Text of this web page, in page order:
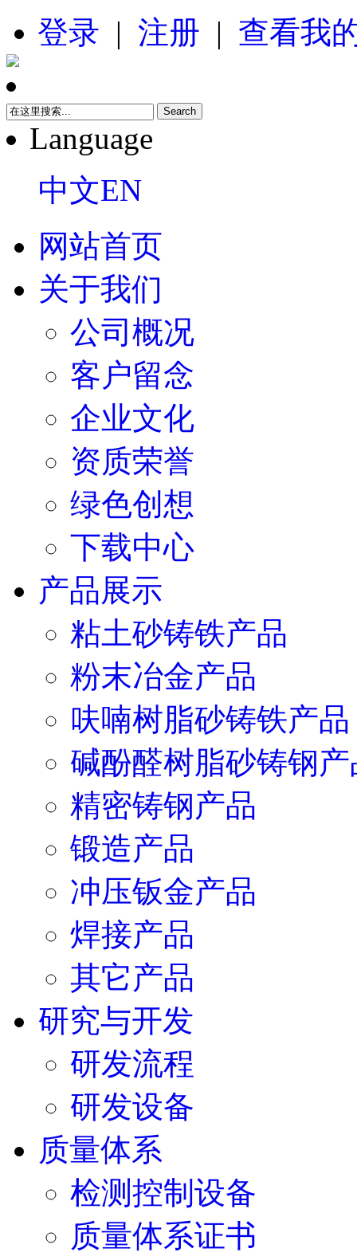
登录 | 注册 | 查看我
Language
中文EN
网站首页
关于我们
公司概况
客户留念
企业文化
资质荣誉
绿色创想
下载中心
产品展示
粘土砂铸铁产品
粉末冶金产品
呋喃树脂砂铸铁产品
碱酚醛树脂砂铸钢产
精密铸钢产品
锻造产品
冲压钣金产品
焊接产品
其它产品
研究与开发
研发流程
研发设备
质量体系
检测控制设备
质量体系证书